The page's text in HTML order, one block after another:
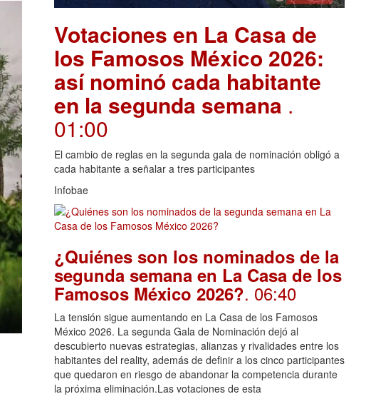
Votaciones en La Casa de
los Famosos México 2026:
así nominó cada habitante
en la segunda semana .
01:00
El cambio de reglas en la segunda gala de nominación obligó a
cada habitante a señalar a tres participantes
Infobae
¿Quiénes son los nominados de la
segunda semana en La Casa de los
Famosos México 2026?. 06:40
La tensión sigue aumentando en La Casa de los Famosos
México 2026. La segunda Gala de Nominación dejó al
descubierto nuevas estrategias, alianzas y rivalidades entre los
habitantes del reality, además de definir a los cinco participantes
que quedaron en riesgo de abandonar la competencia durante
la próxima eliminación.Las votaciones de esta